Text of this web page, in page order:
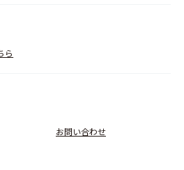
ら
お問い合わせ